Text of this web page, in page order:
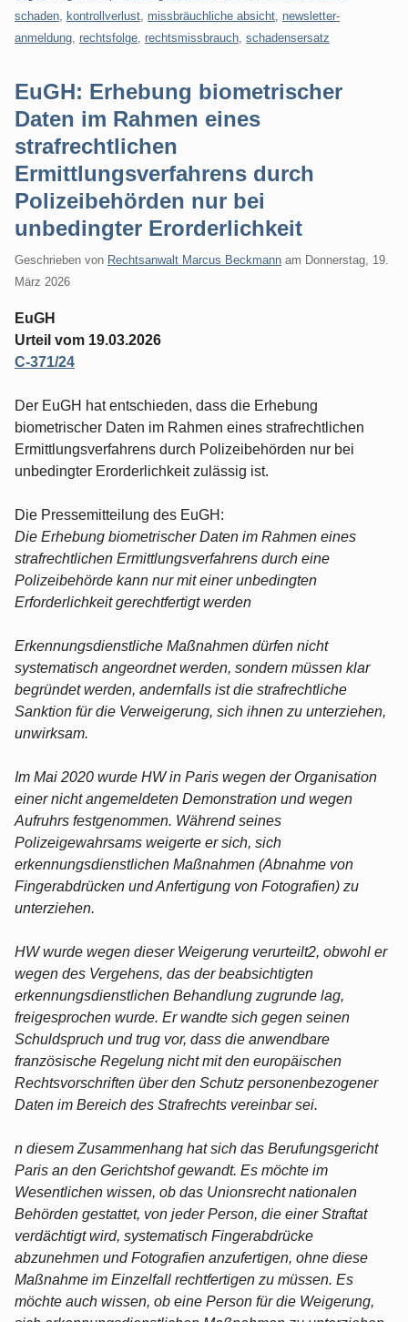
schaden
kontrollverlust missbräuchliche absicht newsletter-
anmeldung rechtsfolge rechtsmissbrauch schadensersatz
EuGH: Erhebung biometrischer
Daten im Rahmen eines
strafrechtlichen
Ermittlungsverfahrens durch
Polizeibehörden nur bei
unbedingter Erorderlichkeit
Geschrieben von Rechtsanwalt Marcus Beckmann am Donnerstag, 19.
März 2026
EuGH
Urteil vom 19.03.2026
C-371/24
Der EuGH hat entschieden, dass die Erhebung
biometrischer Daten im Rahmen eines strafrechtlichen
Ermittlungsverfahrens durch Polizeibehörden nur bei
unbedingter Erorderlichkeit zulässig ist.
Die Pressemitteilung des EuGH:
Die Erhebung biometrischer Daten im Rahmen eines
strafrechtlichen Ermittlungsverfahrens durch eine
Polizeibehörde kann nur mit einer unbedingten
Erforderlichkeit gerechtfertigt werden
Erkennungsdienstliche Maßnahmen dürfen nicht
systematisch angeordnet werden, sondern müssen klar
begründet werden, andernfalls ist die strafrechtliche
Sanktion für die Verweigerung, sich ihnen zu unterziehen,
unwirksam.
Im Mai 2020 wurde HW in Paris wegen der Organisation
einer nicht angemeldeten Demonstration und wegen
Aufruhrs festgenommen. Während seines
Polizeigewahrsams weigerte er sich, sich
erkennungsdienstlichen Maßnahmen (Abnahme von
Fingerabdrücken und Anfertigung von Fotografien) zu
unterziehen.
HW wurde wegen dieser Weigerung verurteilt2, obwohl er
wegen des Vergehens, das der beabsichtigten
erkennungsdienstlichen Behandlung zugrunde lag,
freigesprochen wurde. Er wandte sich gegen seinen
Schuldspruch und trug vor, dass die anwendbare
französische Regelung nicht mit den europäischen
Rechtsvorschriften über den Schutz personenbezogener
Daten im Bereich des Strafrechts vereinbar sei.
n diesem Zusammenhang hat sich das Berufungsgericht
Paris an den Gerichtshof gewandt. Es möchte im
Wesentlichen wissen, ob das Unionsrecht nationalen
Behörden gestattet, von jeder Person, die einer Straftat
verdächtigt wird, systematisch Fingerabdrücke
abzunehmen und Fotografien anzufertigen, ohne diese
Maßnahme im Einzelfall rechtfertigen zu müssen. Es
möchte auch wissen, ob eine Person für die Weigerung,